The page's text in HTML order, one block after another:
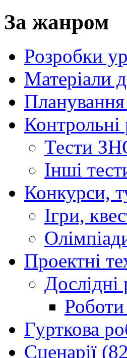
За жанром
Розробки
Матеріали
Тести
Інші
Конкурси,
Ігри,
Проектні
Гурткова
Сценарії